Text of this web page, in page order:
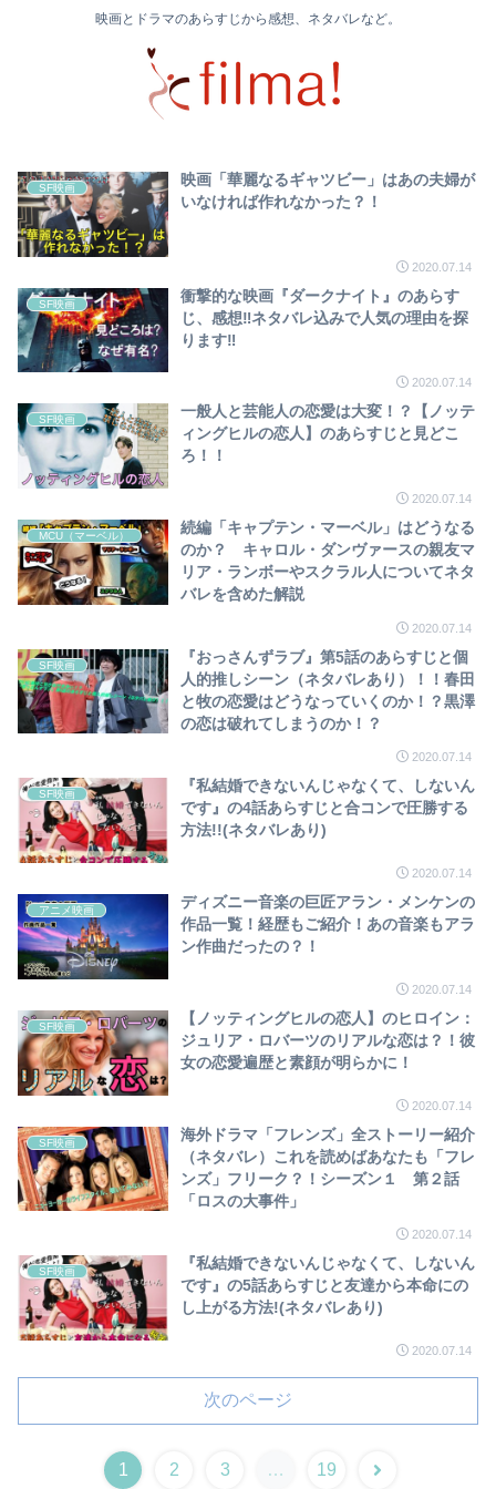
映画とドラマのあらすじから感想、ネタバレなど。
SF映画
映画「華麗なるギャツビー」はあの夫婦が
いなければ作れなかった？！
2020.07.14
SF映画
衝撃的な映画『ダークナイト』のあらす
じ、感想‼ネタバレ込みで人気の理由を探
ります‼
2020.07.14
SF映画
一般人と芸能人の恋愛は大変！？【ノッテ
ィングヒルの恋人】のあらすじと見どこ
ろ！！
2020.07.14
MCU（マーベル）
続編「キャプテン・マーベル」はどうなる
のか？ キャロル・ダンヴァースの親友マ
リア・ランボーやスクラル人についてネタ
バレを含めた解説
2020.07.14
SF映画
『おっさんずラブ』第5話のあらすじと個
人的推しシーン（ネタバレあり）！！春田
と牧の恋愛はどうなっていくのか！？黒澤
の恋は破れてしまうのか！？
2020.07.14
SF映画
『私結婚できないんじゃなくて、しないん
です』の4話あらすじと合コンで圧勝する
方法!!(ネタバレあり)
2020.07.14
アニメ映画
ディズニー音楽の巨匠アラン・メンケンの
作品一覧！経歴もご紹介！あの音楽もアラ
ン作曲だったの？！
2020.07.14
SF映画
【ノッティングヒルの恋人】のヒロイン：
ジュリア・ロバーツのリアルな恋は？！彼
女の恋愛遍歴と素顔が明らかに！
2020.07.14
SF映画
海外ドラマ「フレンズ」全ストーリー紹介
（ネタバレ）これを読めばあなたも「フレ
ンズ」フリーク？！シーズン１ 第２話
「ロスの大事件」
2020.07.14
SF映画
『私結婚できないんじゃなくて、しないん
です』の5話あらすじと友達から本命にの
し上がる方法!(ネタバレあり)
2020.07.14
次のページ
1 2 3 … 19